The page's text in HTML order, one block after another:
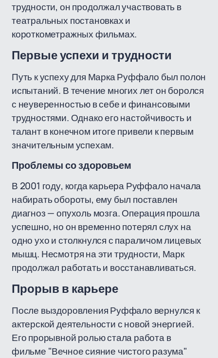
трудности, он продолжал участвовать в
театральных постановках и
короткометражных фильмах.
Первые успехи и трудности
Путь к успеху для Марка Руффало был полон
испытаний. В течение многих лет он боролся
с неуверенностью в себе и финансовыми
трудностями. Однако его настойчивость и
талант в конечном итоге привели к первым
значительным успехам.
Проблемы со здоровьем
В 2001 году, когда карьера Руффало начала
набирать обороты, ему был поставлен
диагноз — опухоль мозга. Операция прошла
успешно, но он временно потерял слух на
одно ухо и столкнулся с параличом лицевых
мышц. Несмотря на эти трудности, Марк
продолжал работать и восстанавливаться.
Прорыв в карьере
После выздоровления Руффало вернулся к
актерской деятельности с новой энергией.
Его прорывной ролью стала работа в
фильме "Вечное сияние чистого разума"